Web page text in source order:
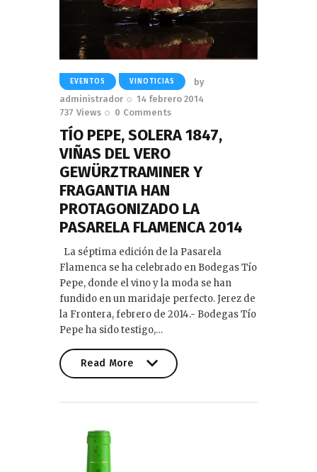
EVENTOS VINOTICIAS
by
administrador
14 febrero 2014
737 Views 0 Comments
TÍO PEPE, SOLERA 1847,
VIÑAS DEL VERO
GEWÜRZTRAMINER Y
FRAGANTIA HAN
PROTAGONIZADO LA
PASARELA FLAMENCA 2014
La séptima edición de la Pasarela
Flamenca se ha celebrado en Bodegas Tío
Pepe, donde el vino y la moda se han
fundido en un maridaje perfecto. Jerez de
la Frontera, febrero de 2014.- Bodegas Tío
Pepe ha sido testigo,…
Read More